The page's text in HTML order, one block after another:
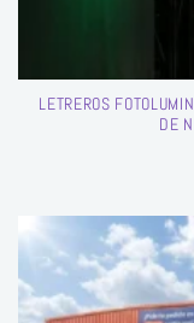
LETREROS
DE